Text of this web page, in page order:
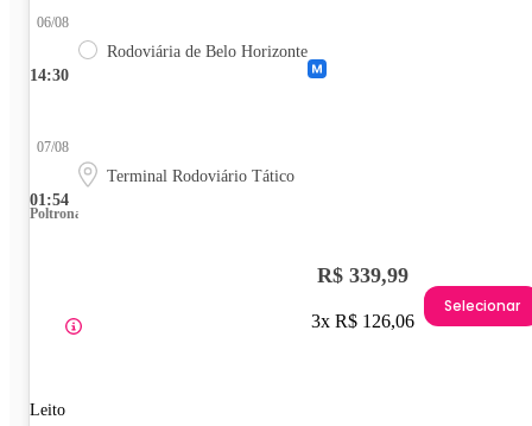
14:30
06/08
Rodoviária de Belo Horizonte
01:54
07/08
Terminal Rodoviário Tático
Poltrona
Leito
R$ 339,99
3x R$ 126,06
Selecionar